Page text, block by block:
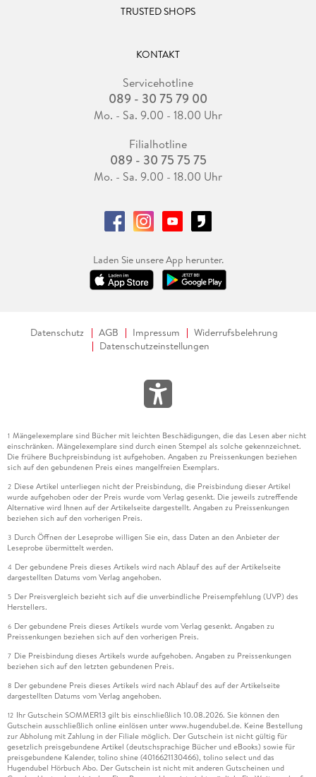
TRUSTED SHOPS
KONTAKT
Servicehotline
089 - 30 75 79 00
Mo. - Sa. 9.00 - 18.00 Uhr
Filialhotline
089 - 30 75 75 75
Mo. - Sa. 9.00 - 18.00 Uhr
Laden Sie unsere App herunter.
Datenschutz AGB Impressum
Widerrufsbelehrung
Datenschutzeinstellungen
1 Mängelexemplare sind Bücher mit leichten Beschädigungen, die das Lesen aber nicht
einschränken. Mängelexemplare sind durch einen Stempel als solche gekennzeichnet.
Die frühere Buchpreisbindung ist aufgehoben. Angaben zu Preissenkungen beziehen
sich auf den gebundenen Preis eines mangelfreien Exemplars.
2 Diese Artikel unterliegen nicht der Preisbindung, die Preisbindung dieser Artikel
wurde aufgehoben oder der Preis wurde vom Verlag gesenkt. Die jeweils zutreffende
Alternative wird Ihnen auf der Artikelseite dargestellt. Angaben zu Preissenkungen
beziehen sich auf den vorherigen Preis.
3 Durch Öffnen der Leseprobe willigen Sie ein, dass Daten an den Anbieter der
Leseprobe übermittelt werden.
4 Der gebundene Preis dieses Artikels wird nach Ablauf des auf der Artikelseite
dargestellten Datums vom Verlag angehoben.
5 Der Preisvergleich bezieht sich auf die unverbindliche Preisempfehlung (UVP) des
Herstellers.
6 Der gebundene Preis dieses Artikels wurde vom Verlag gesenkt. Angaben zu
Preissenkungen beziehen sich auf den vorherigen Preis.
7 Die Preisbindung dieses Artikels wurde aufgehoben. Angaben zu Preissenkungen
beziehen sich auf den letzten gebundenen Preis.
8 Der gebundene Preis dieses Artikels wird nach Ablauf des auf der Artikelseite
dargestellten Datums vom Verlag angehoben.
12 Ihr Gutschein SOMMER13 gilt bis einschließlich 10.08.2026. Sie können den
Gutschein ausschließlich online einlösen unter www.hugendubel.de. Keine Bestellung
zur Abholung mit Zahlung in der Filiale möglich. Der Gutschein ist nicht gültig für
gesetzlich preisgebundene Artikel (deutschsprachige Bücher und eBooks) sowie für
preisgebundene Kalender, tolino shine (4016621130466), tolino select und das
Hugendubel Hörbuch Abo. Der Gutschein ist nicht mit anderen Gutscheinen und